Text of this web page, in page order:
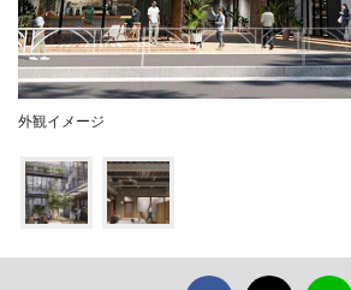
外観イメージ